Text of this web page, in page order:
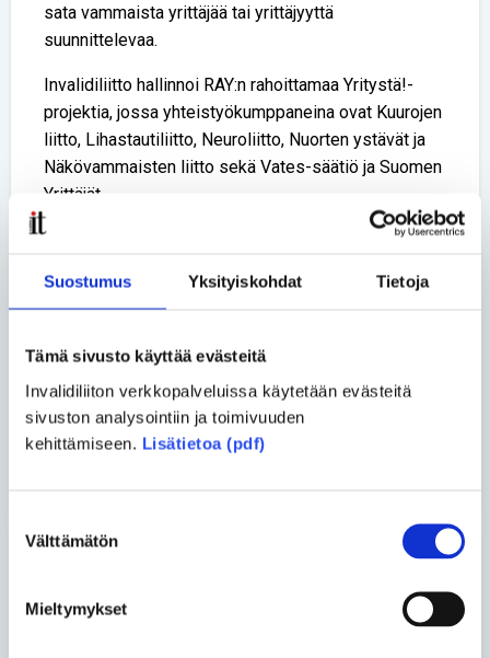
Suostumus Yksityiskohdat Tietoja
Tämä sivusto käyttää evästeitä
Invalidiliiton verkkopalveluissa käytetään evästeitä
sivuston analysointiin ja toimivuuden
kehittämiseen. Lisätietoa (pdf)
valinta
Välttämätön
Mieltymykset
sata vammaista yrittäjää tai yrittäjyyttä
suunnittelevaa.
Invalidiliitto hallinnoi RAY:n rahoittamaa Yritystä!-
projektia, jossa yhteistyökumppaneina ovat Kuurojen
liitto, Lihastautiliitto, Neuroliitto, Nuorten ystävät ja
Näkövammaisten liitto sekä Vates-säätiö ja Suomen
Yrittäjät.
Teksti Juha Peltonen
Lue lisää aihepiiristä
Jaa uutinen
Jaa Facebookissa
Jaa Twitterissä
Jaa sähköpostilla
Blogit